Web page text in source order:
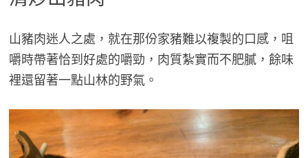
山豬肉迷人之處，就在那份家豬難以複製的口感，咀
嚼時帶著恰到好處的嚼勁，肉質紮實而不肥膩，餘味
裡還留著一點山林的野氣。